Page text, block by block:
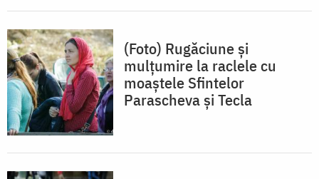
(Foto) Rugăciune și
mulțumire la raclele cu
moaștele Sfintelor
Parascheva și Tecla